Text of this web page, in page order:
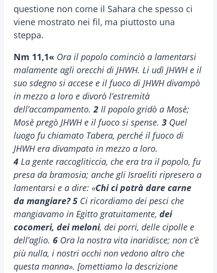
questione non come il Sahara che spesso ci
viene mostrato nei fil, ma piuttosto una
steppa.
Nm 11,1« Ora il popolo cominciò a lamentarsi
malamente agli orecchi di JHWH. Li udì JHWH e il
suo sdegno si accese e il fuoco di JHWH divampò
in mezzo a loro e divorò l’estremità
dell’accampamento.2 Il popolo gridò a Mosè;
Mosè pregò JHWH e il fuoco si spense. 3 Quel
luogo fu chiamato Tabera, perché il fuoco di
JHWH era divampato in mezzo a loro.
4 La gente raccogliticcia, che era tra il popolo, fu
presa da bramosia; anche gli Israeliti ripresero a
lamentarsi e a dire: «Chi ci potrà dare carne
da mangiare? 5 Ci ricordiamo dei pesci che
mangiavamo in Egitto gratuitamente, dei
cocomeri, dei meloni, dei porri, delle cipolle e
dell’aglio. 6 Ora la nostra vita inaridisce; non c’è
più nulla, i nostri occhi non vedono altro che
questa manna». [omettiamo la descrizione